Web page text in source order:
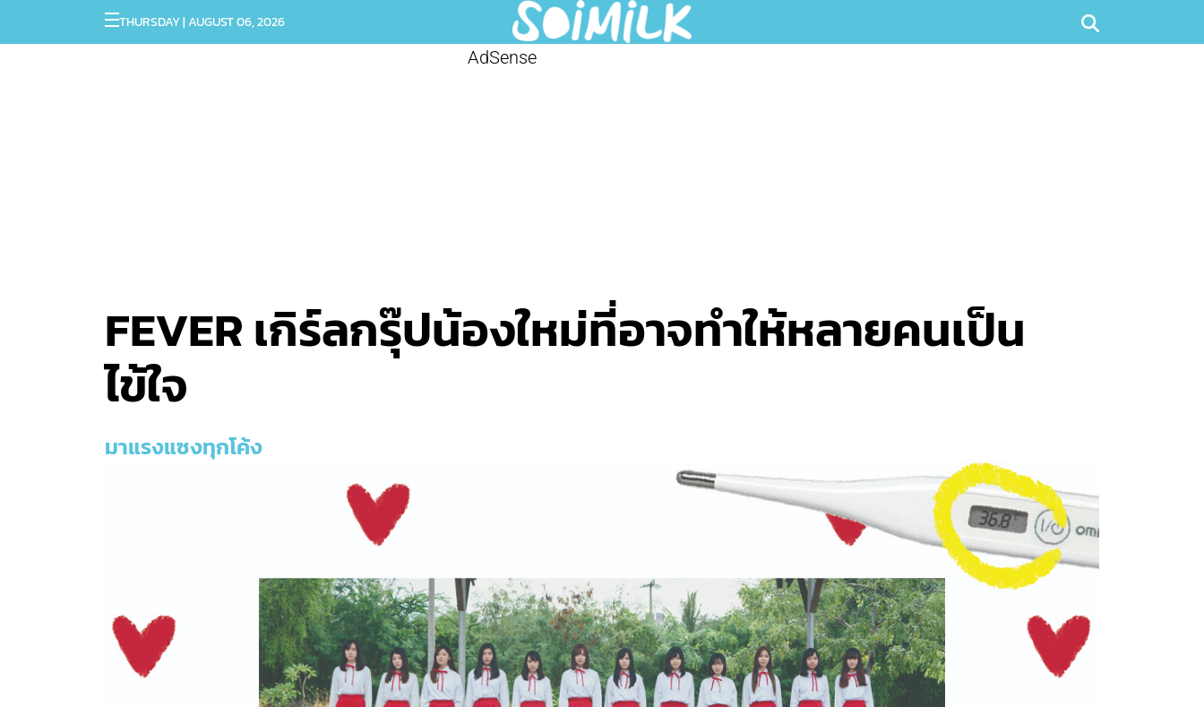
THURSDAY | AUGUST 06, 2026
AdSense
FEVER เกิร์ลกรุ๊ปน้องใหม่ที่อาจทำให้หลายคนเป็น
ไข้ใจ
มาแรงแซงทุกโค้ง